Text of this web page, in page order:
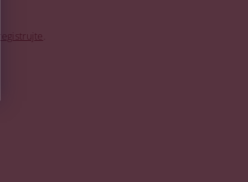
registrujte